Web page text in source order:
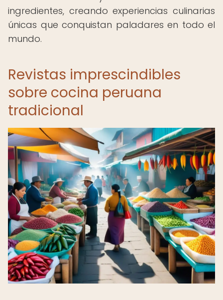
ingredientes, creando experiencias culinarias
únicas que conquistan paladares en todo el
mundo.
Revistas imprescindibles
sobre cocina peruana
tradicional